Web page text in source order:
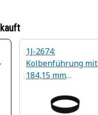
1J-2674:
Kolbenführung mit
184,15 mm